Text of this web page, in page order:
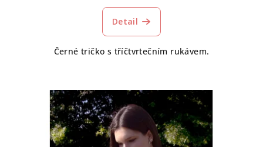
Detail
Černé tričko s tříčtvrtečním rukávem.